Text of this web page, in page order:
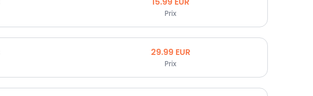
Prix
29.99 EUR
Prix